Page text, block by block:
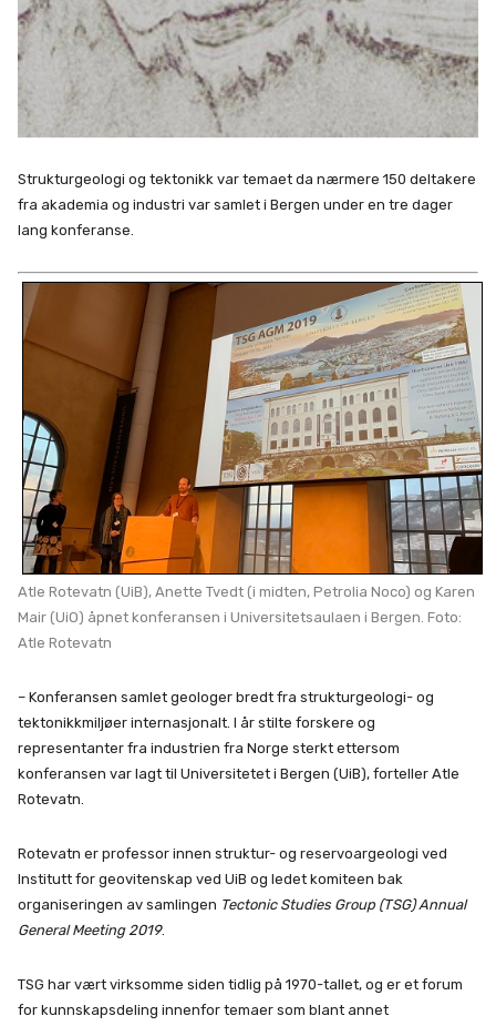
Strukturgeologi og tektonikk var temaet da nærmere 150 deltakere
fra akademia og industri var samlet i Bergen under en tre dager
lang konferanse.
Atle Rotevatn (UiB), Anette Tvedt (i midten, Petrolia Noco) og Karen
Mair (UiO) åpnet konferansen i Universitetsaulaen i Bergen. Foto:
Atle Rotevatn
– Konferansen samlet geologer bredt fra strukturgeologi- og
tektonikkmiljøer internasjonalt. I år stilte forskere og
representanter fra industrien fra Norge sterkt ettersom
konferansen var lagt til Universitetet i Bergen (UiB), forteller Atle
Rotevatn.
Rotevatn er professor innen struktur- og reservoargeologi ved
Institutt for geovitenskap ved UiB og ledet komiteen bak
organiseringen av samlingen Tectonic Studies Group (TSG) Annual
General Meeting 2019.
TSG har vært virksomme siden tidlig på 1970-tallet, og er et forum
for kunnskapsdeling innenfor temaer som blant annet